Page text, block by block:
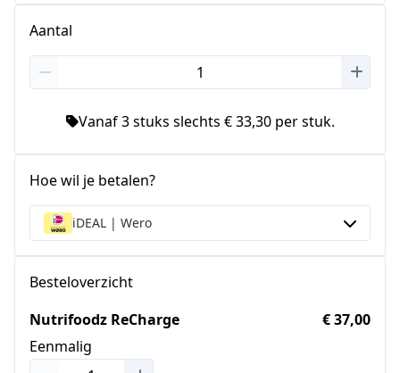
Aantal
Vanaf 3 stuks slechts € 33,30 per stuk.
Hoe wil je betalen?
iDEAL | Wero
Besteloverzicht
Nutrifoodz ReCharge
Eenmalig
€ 37,00